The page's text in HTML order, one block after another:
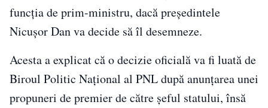
funcția de prim-ministru, dacă președintele
Nicușor Dan va decide să îl desemneze.
Acesta a explicat că o decizie oficială va fi luată de
Biroul Politic Național al PNL după anunțarea unei
propuneri de premier de către șeful statului, însă